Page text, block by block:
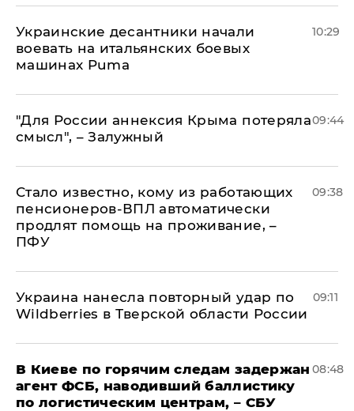
Украинские десантники начали
воевать на итальянских боевых
машинах Puma
10:29
"Для России аннексия Крыма потеряла
смысл", – Залужный
09:44
Стало известно, кому из работающих
пенсионеров-ВПЛ автоматически
продлят помощь на проживание, –
ПФУ
09:38
Украина нанесла повторный удар по
Wildberries в Тверской области России
09:11
В Киеве по горячим следам задержан
агент ФСБ, наводивший баллистику
по логистическим центрам, – СБУ
08:48